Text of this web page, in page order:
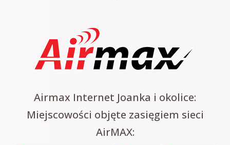
Airmax Internet Joanka i okolice:
Miejscowości objęte zasięgiem sieci
AirMAX: